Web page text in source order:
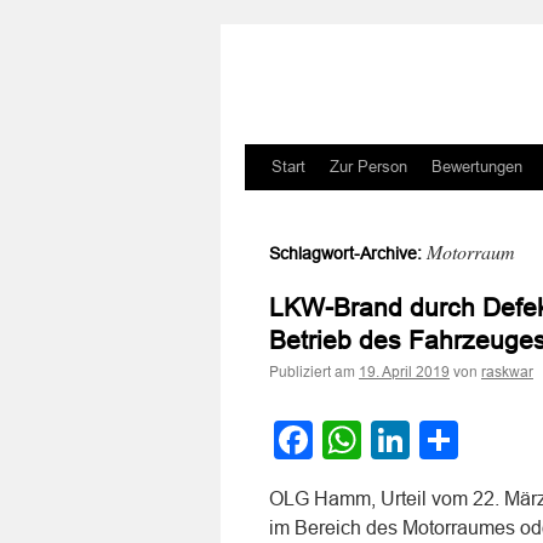
Zum
springen
Start Zur Person Bewertungen
Schlagwort-Archive: Motorraum
LKW-Brand durch
Betrieb des
Publiziert am 19. April 2019 von raskwar
Facebook
WhatsApp
LinkedIn
OLG Hamm, Urteil vom 22.
im Bereich des Motorraumes